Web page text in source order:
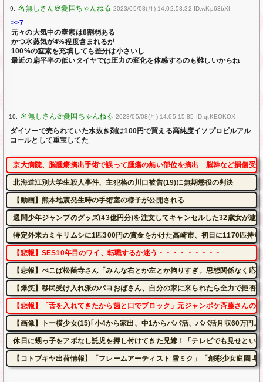
9: 2023/05/08(月) 14:02:53.32 ID:wKp63bXf
>>7
元々の大気中の窒素は8割弱ある
かつ水蒸気が4%程度含まれるが
100%の窒素を充填しても差分は小さいし
最近の扁平率の低いタイヤでは圧力の変化を体感するのも難しいからね
10: 2023/05/08(月) 14:05:15.85 ID:qtKEOKOX
ダイソーで売られていた水抜き剤は100円で買える高純度イソプロピルアル
コールとして重宝してた
京大病院、脳腫瘍摘出手術で誤って腫瘍の無い部位を摘出 脳幹など損傷受
北海道江別大学生殺人事件、主犯格の川口被告(19)に無期懲役の判決
【動画】熊本地震発生時の手術室の様子が公開される
週間少年ジャンプのグッズ(43億円分)を注文してキャンセルした32歳女が逮捕
特定外来カミキリムシに1匹300円の賞金をかけた高崎市、初日に1170匹持ち
【悲報】SES10年目のワイ、転職するか迷う・・・・・・・・・
【悲報】ぺこぱ松蔭寺さん「みんな右とか左とか拘りすぎ。思想関係なく応
【爆笑】移民受け入れ派のパヨおばさん、自分の家に来られたら全力で拒否
【悲報】「舌を入れてきたから歯と口でブロック」元ジャンポケ斉藤さんの
【画像】トー横少女(15)｢小4から家出、中1からパパ活、パパ活月収60万円。
休日に甥っ子をアポなし託児を押し付けてきた兄嫁！「テレビでも見せと
【コトブキヤ出荷情報】「フレームアーティスト 雪ミク」「創彩少女庭園